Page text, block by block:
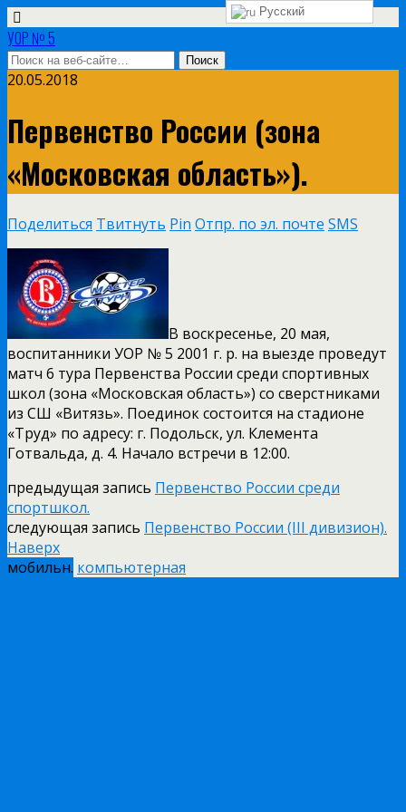
УОР № 5
20.05.2018
Первенство России (зона
«Московская область»).
Поделиться Твитнуть Pin Отпр. по эл. почте SMS
В воскресенье, 20 мая,
воспитанники УОР № 5 2001 г. р. на выезде проведут
матч 6 тура Первенства России среди спортивных
школ (зона «Московская область») со сверстниками
из СШ «Витязь». Поединок состоится на стадионе
«Труд» по адресу: г. Подольск, ул. Клемента
Готвальда, д. 4. Начало встречи в 12:00.
предыдущая запись Первенство России среди
спортшкол.
следующая запись Первенство России (III дивизион).
Русский
Наверх
мобильн. компьютерная